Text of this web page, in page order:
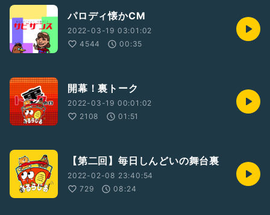
パロディ懐かCM
2022-03-19 03:01:02
4544
00:35
開幕！裏トーク
2022-03-19 00:01:02
2108
01:51
【第二回】毎日しんどいの舞台裏
2022-02-08 23:40:54
729
08:24